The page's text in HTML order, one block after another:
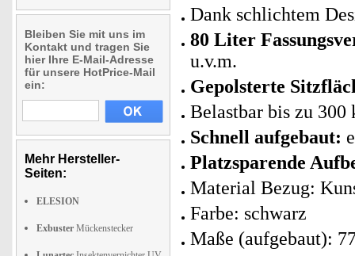
Bleiben Sie mit uns im
Kontakt und tragen Sie
hier Ihre E-Mail-Adresse
für unsere HotPrice-Mail
ein:
Mehr Hersteller-
Seiten:
ELESION
Exbuster Mückenstecker
Dank schlichtem
80 Liter
u.v.m.
Gepolsterte
Belastbar bis zu 300
Schnell aufgebaut:
Platzsparende
Material Bezug:
Farbe: schwarz
Maße (aufgebaut):